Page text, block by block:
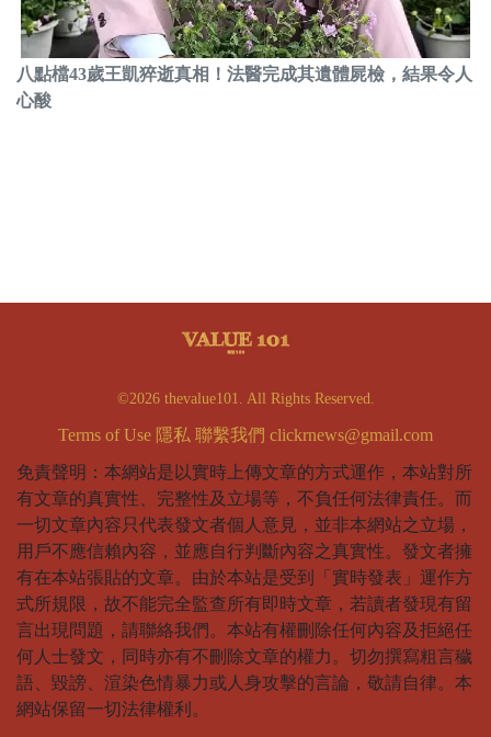
八點檔43歲王凱猝逝真相！法醫完成其遺體屍檢，結果令人
心酸
©2026 thevalue101. All Rights Reserved.
Terms of Use 隱私 聯繫我們 clickrnews@gmail.com
免責聲明：本網站是以實時上傳文章的方式運作，本站對所
有文章的真實性、完整性及立場等，不負任何法律責任。而
一切文章內容只代表發文者個人意見，並非本網站之立場，
用戶不應信賴內容，並應自行判斷內容之真實性。發文者擁
有在本站張貼的文章。由於本站是受到「實時發表」運作方
式所規限，故不能完全監查所有即時文章，若讀者發現有留
言出現問題，請聯絡我們。本站有權刪除任何內容及拒絕任
何人士發文，同時亦有不刪除文章的權力。切勿撰寫粗言穢
語、毀謗、渲染色情暴力或人身攻擊的言論，敬請自律。本
網站保留一切法律權利。